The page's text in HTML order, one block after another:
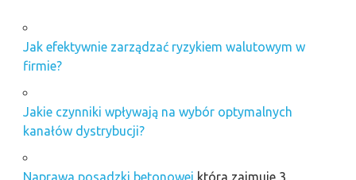
Jak efektywnie zarządzać ryzykiem walutowym w
firmie?
Jakie czynniki wpływają na wybór optymalnych
kanałów dystrybucji?